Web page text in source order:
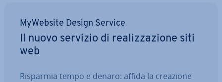
MyWebsite Design Service
Il nuovo servizio di rea­liz­za­zio­ne siti
web
Risparmia tempo e denaro: affida la creazione